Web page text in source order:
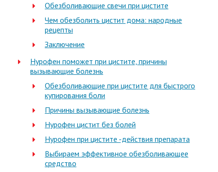
Обезболивающие свечи при цистите
Чем обезболить цистит дома: народные
рецепты
Заключение
Нурофен поможет при цистите, причины
вызывающие болезнь
Обезболивающие при цистите для быстрого
купирования боли
Причины вызывающие болезнь
Нурофен цистит без болей
Нурофен при цистите -действия препарата
Выбираем эффективное обезболивающее
средство